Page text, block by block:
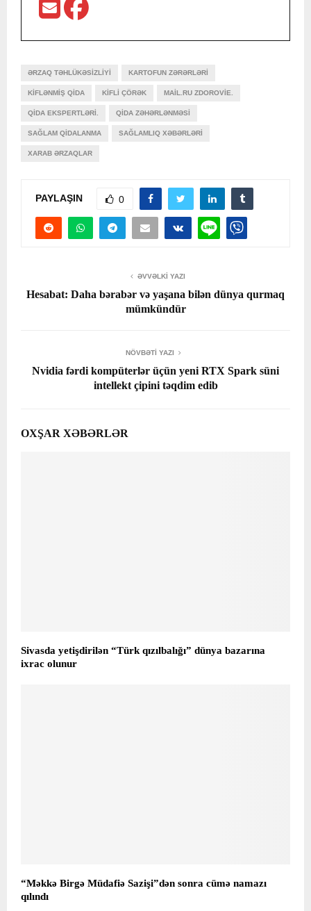
ƏRZAQ TƏHLÜKƏSIZLIYI KARTOFUN ZƏRƏRLƏRI
KIFLƏNMIŞ QIDA KIFLI ÇÖRƏK MAIL.RU ZDOROVIE.
QIDA EKSPERTLƏRI. QIDA ZƏHƏRLƏNMƏSI
SAĞLAM QIDALANMA SAĞLAMLIQ XƏBƏRLƏRI
XARAB ƏRZAQLAR
PAYLAŞIN 0
ƏVVƏLKI YAZI
Hesabat: Daha bərabər və yaşana bilən dünya qurmaq
mümkündür
NÖVBƏTI YAZI
Nvidia fərdi kompüterlər üçün yeni RTX Spark süni
intellekt çipini təqdim edib
OXŞAR XƏBƏRLƏR
Sivasda yetişdirilən “Türk qızılbalığı” dünya bazarına
ixrac olunur
“Məkkə Birgə Müdafiə Sazişi”dən sonra cümə namazı
qılındı